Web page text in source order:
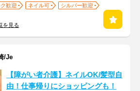
歓迎 ネイル可
シルバー歓迎
を見る
/Je
【障がい者介護】ネイルOK/髪型自
由！仕事帰りにショッピングも！